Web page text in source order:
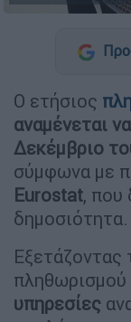
Ο ετήσιος
αναμένεται
Δεκέμβριο
σύμφωνα με
Eurostat, που
δημοσιότητα.
Εξετάζοντας
υπηρεσίες